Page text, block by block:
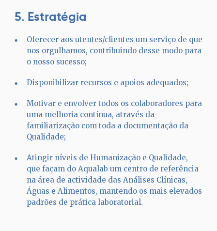
5. Estratégia
Oferecer aos utentes/clientes um serviço de que
nos orgulhamos, contribuindo desse modo para
o nosso sucesso;
Disponibilizar recursos e apoios adequados;
Motivar e envolver todos os colaboradores para
uma melhoria contínua, através da
familiarização com toda a documentação da
Qualidade;
Atingir níveis de Humanização e Qualidade,
que façam do Aqualab um centro de referência
na área de actividade das Análises Clínicas,
Águas e Alimentos, mantendo os mais elevados
padrões de prática laboratorial.